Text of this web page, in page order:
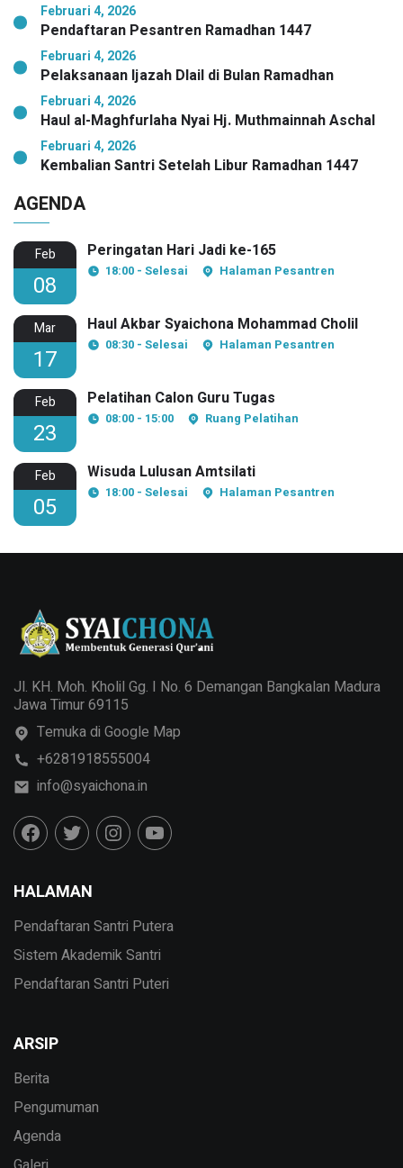
Februari 4, 2026
Pendaftaran Pesantren Ramadhan 1447
Februari 4, 2026
Pelaksanaan Ijazah Dlail di Bulan Ramadhan
Februari 4, 2026
Haul al-Maghfurlaha Nyai Hj. Muthmainnah Aschal
Februari 4, 2026
Kembalian Santri Setelah Libur Ramadhan 1447
AGENDA
Feb
08
Peringatan Hari Jadi ke-165
18:00 - Selesai Halaman Pesantren
Mar
17
Haul Akbar Syaichona Mohammad Cholil
08:30 - Selesai Halaman Pesantren
Feb
23
Pelatihan Calon Guru Tugas
08:00 - 15:00 Ruang Pelatihan
Feb
05
Wisuda Lulusan Amtsilati
18:00 - Selesai Halaman Pesantren
Jl. KH. Moh. Kholil Gg. I No. 6 Demangan Bangkalan Madura
Jawa Timur 69115
Temuka di Google Map
+6281918555004
info@syaichona.in
HALAMAN
Pendaftaran Santri Putera
Sistem Akademik Santri
Pendaftaran Santri Puteri
ARSIP
Berita
Pengumuman
Agenda